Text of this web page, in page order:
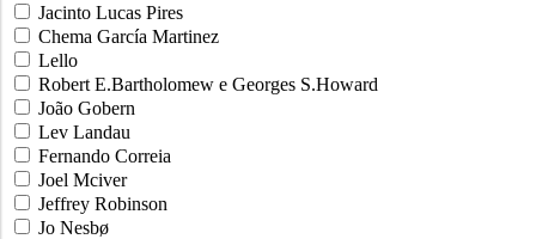
Jacinto Lucas Pires
Chema García Martinez
Lello
Robert E.Bartholomew e Georges S.Howard
João Gobern
Lev Landau
Fernando Correia
Joel Mciver
Jeffrey Robinson
Jo Nesbø